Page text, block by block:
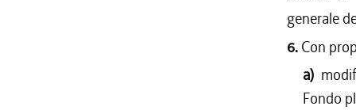
generale
6. Con
a)
Fondo